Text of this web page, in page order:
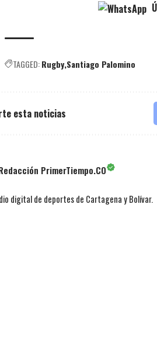
TAGGED:Rugby Santiago Palomino
esta noticias
PrimerTiempo.CO
digital de deportes de Cartagena y Bolívar.